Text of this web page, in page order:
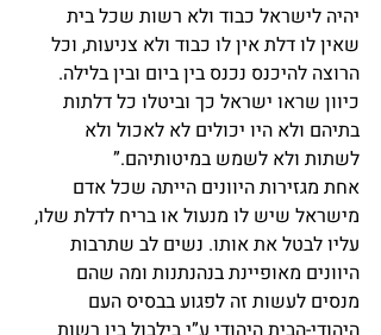
יהיה לישראל כבוד ולא רשות שכל בית
שאין לו דלת אין לו כבוד ולא צניעות, וכל
הרוצה להיכנס נכנס בין ביום ובין בלילה.
כיוון שראו ישראל כך וביטלו כל דלתות
בתיהם ולא היו יכולים לא לאכול ולא
לשתות ולא לשמש במיטותיהם.”
אחת מגזירות היוונים הייתה שכל אדם
מישראל שיש לו מנעול או בריח לדלת שלו,
עליו לבטל את אותו. נשים לב שתרבות
היוונים מאופיינת בנהנתנות ומה שהם
מנסים לעשות זה לפגוע בבסיס העם